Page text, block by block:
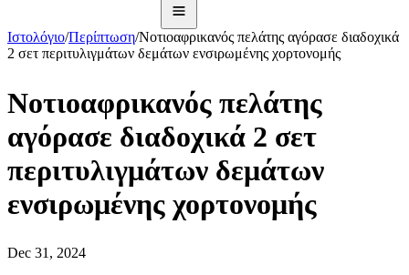
Ιστολόγιο/Περίπτωση/Νοτιοαφρικανός πελάτης αγόρασε διαδοχικά
2 σετ περιτυλιγμάτων δεμάτων ενσιρωμένης χορτονομής
Νοτιοαφρικανός πελάτης
αγόρασε διαδοχικά 2 σετ
περιτυλιγμάτων δεμάτων
ενσιρωμένης χορτονομής
Dec 31, 2024